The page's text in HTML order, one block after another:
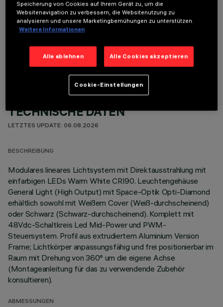
TECHNISCHE DATEN
LETZTES UPDATE: 06.08.2026
BESCHREIBUNG
Modulares lineares Lichtsystem mit Direktausstrahlung mit
einfarbigen LEDs Warm White CRI90. Leuchtengehäuse
General Light (High Output) mit Space-Optik Opti-Diamond
erhältlich sowohl mit Weißem Cover (Weiß-durchscheinend)
oder Schwarz (Schwarz-durchscheinend). Komplett mit
48Vdc-Schaltkreis Led Mid-Power und PWM-
Steuersystem. Profil aus extrudiertem Aluminium Version
Frame; Lichtkörper anpassungsfähig und frei positionierbar im
Raum mit Drehung von 360° um die eigene Achse
(Montageanleitung für das zu verwendende Zubehör
konsultieren).
ABMESSUNGEN
Speicherung von Cookies auf Ihrem Gerät zu, um die
Websitenavigation zu verbessern, die Websitenutzung zu
analysieren und unsere Marketingbemühungen zu unterstützen.
Weitere Informationen
Alle ablehnen Alle Cookies akzeptieren
Cookie-Einstellungen